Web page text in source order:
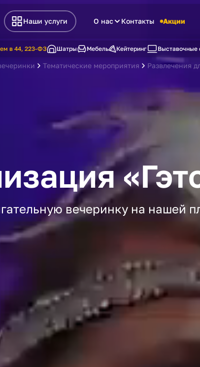
Наши услуги О нас Контакты Акции
в 44, 223-ФЗ Шатры Мебель Кейтеринг Выставочные
Тематические мероприятия Развлечения
вечеринку на нашей